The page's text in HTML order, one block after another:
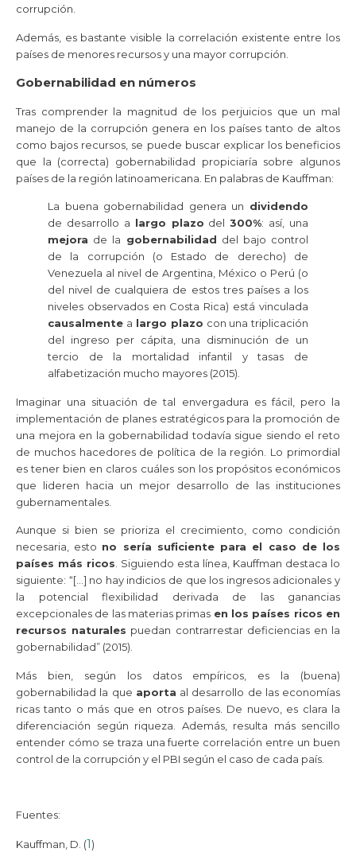
corrupción.
Además, es bastante visible la correlación existente entre los
países de menores recursos y una mayor corrupción.
Gobernabilidad en números
Tras comprender la magnitud de los perjuicios que un mal
manejo de la corrupción genera en los países tanto de altos
como bajos recursos, se puede buscar explicar los beneficios
que la (correcta) gobernabilidad propiciaría sobre algunos
países de la región latinoamericana. En palabras de Kauffman:
La buena gobernabilidad genera un dividendo
de desarrollo a largo plazo del300%: así, una
mejora de la gobernabilidad del bajo control
de la corrupción (o Estado de derecho) de
Venezuela al nivel de Argentina, México o Perú (o
del nivel de cualquiera de estos tres países a los
niveles observados en Costa Rica) está vinculada
causalmente a largo plazo con una triplicación
del ingreso per cápita, una disminución de un
tercio de la mortalidad infantil y tasas de
alfabetización mucho mayores (2015).
Imaginar una situación de tal envergadura es fácil, pero la
implementación de planes estratégicos para la promoción de
una mejora en la gobernabilidad todavía sigue siendo el reto
de muchos hacedores de política de la región. Lo primordial
es tener bien en claros cuáles son los propósitos económicos
que lideren hacia un mejor desarrollo de las instituciones
gubernamentales.
Aunque si bien se prioriza el crecimiento, como condición
necesaria, esto no sería suficiente para el caso de los
países más ricos. Siguiendo esta línea, Kauffman destaca lo
siguiente: “[…] no hay indicios de que los ingresos adicionales y
la potencial flexibilidad derivada de las ganancias
excepcionales de las materias primas en los países ricos en
recursos naturales puedan contrarrestar deficiencias en la
gobernabilidad” (2015).
Más bien, según los datos empíricos, es la (buena)
gobernabilidad la que aporta al desarrollo de las economías
ricas tanto o más que en otros países. De nuevo, es clara la
diferenciación según riqueza. Además, resulta más sencillo
entender cómo se traza una fuerte correlación entre un buen
control de la corrupción y el PBI según el caso de cada país.
Fuentes:
Kauffman, D. (1)